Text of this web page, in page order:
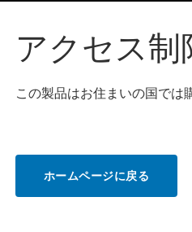
品
ー
ャル
案内
他
を
直
か
センシング・ソリューシ
ソフトウェア
セーフティ
アクセス制
この製品はお住まいの国では
ホームページに戻る